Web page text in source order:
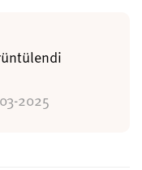
2025